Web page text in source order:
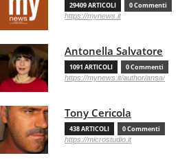
29409 ARTICOLI 0 Commenti
https://mynews.it
Antonella Salvatore
1091 ARTICOLI 0 Commenti
https://mynews.it/author/ansa/
Tony Cericola
438 ARTICOLI 0 Commenti
https://microstudio.it